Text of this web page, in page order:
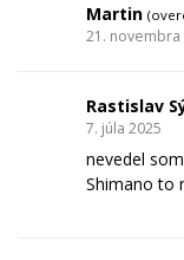
Martin
21. novembra
Rastislav
7. júla 2025
nevedel
Shimano to